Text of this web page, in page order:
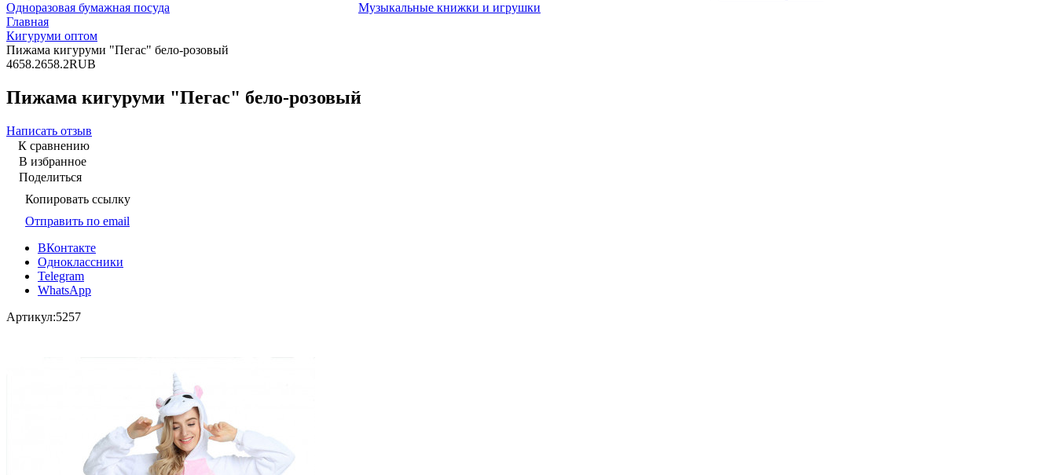
Одноразовая бумажная посуда
Музыкальные книжки и игрушки
Главная
Кигуруми оптом
Пижама кигуруми "Пегас" бело-розовый
4658.2658.2RUB
Пижама кигуруми "Пегас" бело-розовый
Написать отзыв
К сравнению
В избранное
Поделиться
Копировать ссылку
Отправить по email
ВКонтакте
Одноклассники
Telegram
WhatsApp
Артикул:5257